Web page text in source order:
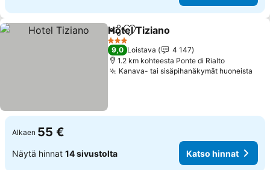
Jaa Lisää suosikkeihin
Hotel Tiziano
3 Tähtiluokitus
9,0 Loistava
4 147
1.2 km kohteesta Ponte di Rialto
Kanava- tai sisäpihanäkymät huoneista
Alkaen 55 €
Näytä hinnat 14 sivustolta Katso hinnat